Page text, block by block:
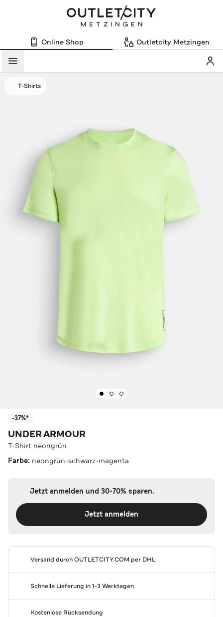
Online Shop Outletcity Metzingen
Menü
T-Shirts
-37%*
UNDER ARMOUR
T-Shirt neongrün
Farbe: neongrün-schwarz-magenta
Jetzt anmelden und 30-70% sparen.
Jetzt anmelden
Versand durchOUTLETCITY.COM per DHL
Schnelle Lieferung in 1-3 Werktagen
Kostenlose Rücksendung